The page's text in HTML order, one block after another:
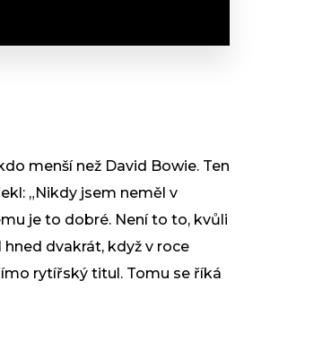
menší než David Bowie. Ten
„Nikdy jsem neměl v
je to dobré. Není to to, kvůli
dvakrát, když v roce
rytířský titul. Tomu se říká